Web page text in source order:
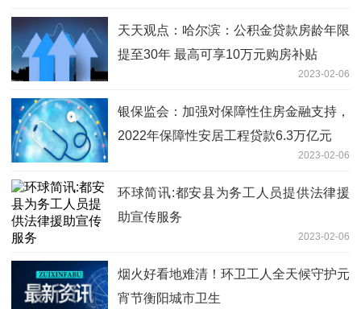
天天观点：哈尔滨：公积金贷款房龄年限
提至30年 最高可享10万元购房补贴
2023-02-06
银保监会：加强对保障性住房金融支持，
2022年保障性安居工程贷款6.3万亿元
2023-02-06
环球简讯:都安县为务工人员提供法律援
助宣传服务
2023-02-06
烟火好看地难清！环卫工人全天候守护元
宵节衡阳城市卫生